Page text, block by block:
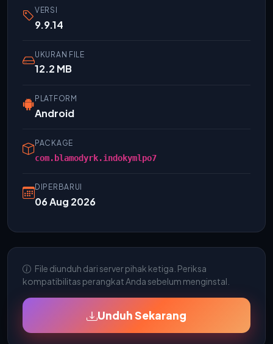
VERSI
9.9.14
UKURAN FILE
12.2 MB
PLATFORM
Android
PACKAGE
com.blamodyrk.indokymlpo7
DIPERBARUI
06 Aug 2026
File diunduh dari server pihak ketiga. Periksa
kompatibilitas perangkat Anda sebelum menginstal.
Unduh Sekarang